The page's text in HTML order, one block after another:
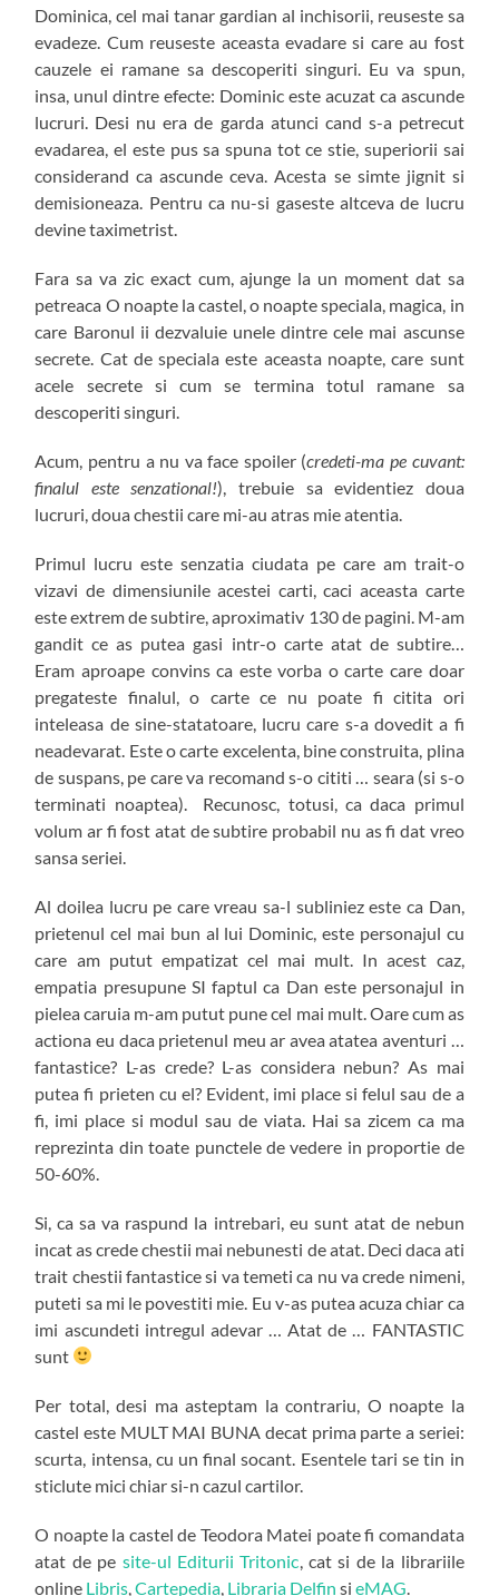
Dominica, cel mai tanar gardian al inchisorii, reuseste sa
evadeze. Cum reuseste aceasta evadare si care au fost
cauzele ei ramane sa descoperiti singuri. Eu va spun,
insa, unul dintre efecte: Dominic este acuzat ca ascunde
lucruri. Desi nu era de garda atunci cand s-a petrecut
evadarea, el este pus sa spuna tot ce stie, superiorii sai
considerand ca ascunde ceva. Acesta se simte jignit si
demisioneaza. Pentru ca nu-si gaseste altceva de lucru
devine taximetrist.
Fara sa va zic exact cum, ajunge la un moment dat sa
petreaca O noapte la castel, o noapte speciala, magica, in
care Baronul ii dezvaluie unele dintre cele mai ascunse
secrete. Cat de speciala este aceasta noapte, care sunt
acele secrete si cum se termina totul ramane sa
descoperiti singuri.
Acum, pentru a nu va face spoiler (credeti-ma pe cuvant:
finalul este senzational!), trebuie sa evidentiez doua
lucruri, doua chestii care mi-au atras mie atentia.
Primul lucru este senzatia ciudata pe care am trait-o
vizavi de dimensiunile acestei carti, caci aceasta carte
este extrem de subtire, aproximativ 130 de pagini. M-am
gandit ce as putea gasi intr-o carte atat de subtire…
Eram aproape convins ca este vorba o carte care doar
pregateste finalul, o carte ce nu poate fi citita ori
inteleasa de sine-statatoare, lucru care s-a dovedit a fi
neadevarat. Este o carte excelenta, bine construita, plina
de suspans, pe care va recomand s-o cititi … seara (si s-o
terminati noaptea). Recunosc, totusi, ca daca primul
volum ar fi fost atat de subtire probabil nu as fi dat vreo
sansa seriei.
Al doilea lucru pe care vreau sa-l subliniez este ca Dan,
prietenul cel mai bun al lui Dominic, este personajul cu
care am putut empatizat cel mai mult. In acest caz,
empatia presupune SI faptul ca Dan este personajul in
pielea caruia m-am putut pune cel mai mult. Oare cum as
actiona eu daca prietenul meu ar avea atatea aventuri …
fantastice? L-as crede? L-as considera nebun? As mai
putea fi prieten cu el? Evident, imi place si felul sau de a
fi, imi place si modul sau de viata. Hai sa zicem ca ma
reprezinta din toate punctele de vedere in proportie de
50-60%.
Si, ca sa va raspund la intrebari, eu sunt atat de nebun
incat as crede chestii mai nebunesti de atat. Deci daca ati
trait chestii fantastice si va temeti ca nu va crede nimeni,
puteti sa mi le povestiti mie. Eu v-as putea acuza chiar ca
imi ascundeti intregul adevar … Atat de … FANTASTIC
sunt
Per total, desi ma asteptam la contrariu, O noapte la
castel este MULT MAI BUNA decat prima parte a seriei:
scurta, intensa, cu un final socant. Esentele tari se tin in
sticlute mici chiar si-n cazul cartilor.
O noapte la castel de Teodora Matei poate fi comandata
atat de pe site-ul Editurii Tritonic , cat si de la librariile
online Libris ,Cartepedia Libraria Delfin sieMAG